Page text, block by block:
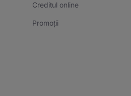
Creditul online
Promoții